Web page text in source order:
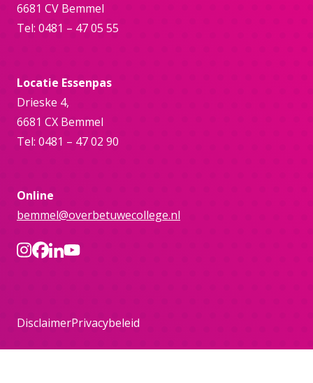
6681 CV Bemmel
Tel: 0481 – 47 05 55
Locatie Essenpas
Drieske 4,
6681 CX Bemmel
Tel: 0481 – 47 02 90
Online
bemmel@overbetuwecollege.nl
DisclaimerPrivacybeleid